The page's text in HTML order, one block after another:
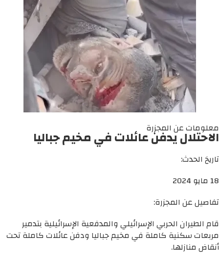
معلومات عن المجزرة
الاحتلال يدفن عائلات في مخيم جباليا
تاريخ الحدث:
18 مايو 2024
تفاصيل عن المجزرة:
قام الطيران الحربي الإسرائيلي والمدفعية الإسرائيلية بتدمير
مربعات سكنية كاملة في مخيم جباليا ودفن عائلات كاملة تحت
أنقاض منازلها.